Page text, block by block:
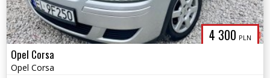
4 300 PLN
Opel Corsa
Opel Corsa